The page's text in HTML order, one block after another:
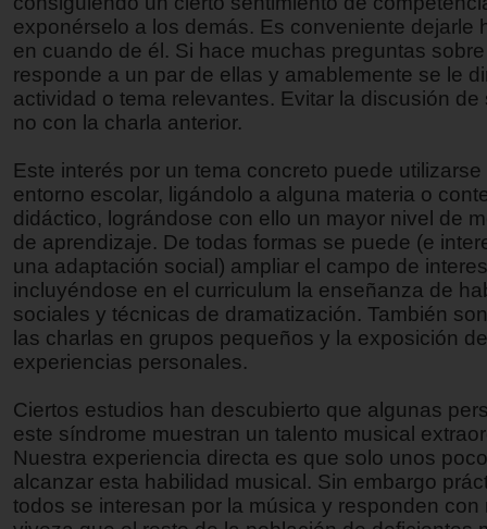
exponérselo a los demás. Es conveniente dejarle
en cuando de él. Si hace muchas preguntas
responde a un par de ellas y amablemente se le
actividad o tema relevantes. Evitar la discusión de
no con la charla anterior.
Este interés por un tema concreto puede utilizarse
entorno escolar, ligándolo a alguna materia o
didáctico, lográndose con ello un mayor nivel de
de aprendizaje. De todas formas se puede (e
una adaptación social) ampliar el campo de
incluyéndose en el curriculum la enseñanza de
sociales y técnicas de dramatización. También
las charlas en grupos pequeños y la exposición de
experiencias personales.
Ciertos estudios han descubierto que algunas
este síndrome muestran un talento musical
Nuestra experiencia directa es que solo unos
alcanzar esta habilidad musical. Sin embargo
todos se interesan por la música y responden con